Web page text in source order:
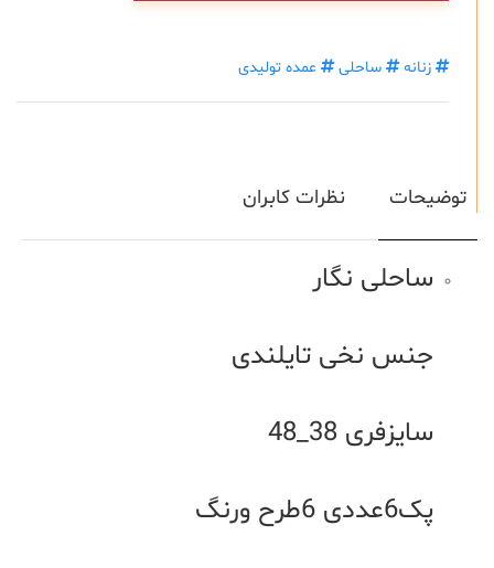
زنانه ساحلی عمده تولیدی
توضیحات نظرات کابران
ساحلی نگار
جنس نخی تایلندی
سایزفری 38_48
پک6عددی 6طرح ورنگ